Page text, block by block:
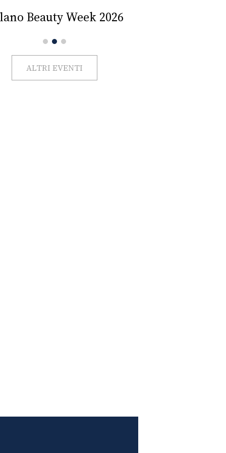
Beauty Week 2026
ALTRI EVENTI